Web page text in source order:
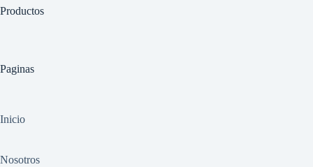
Productos
Paginas
Inicio
Nosotros